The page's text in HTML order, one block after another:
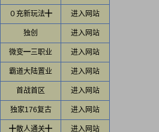
０充新玩法╋ 进入网站
独创 进入网站
微变━三职业 进入网站
霸道大陆置业 进入网站
首战首区 进入网站
独家176复古 进入网站
╋散人通关╋ 进入网站